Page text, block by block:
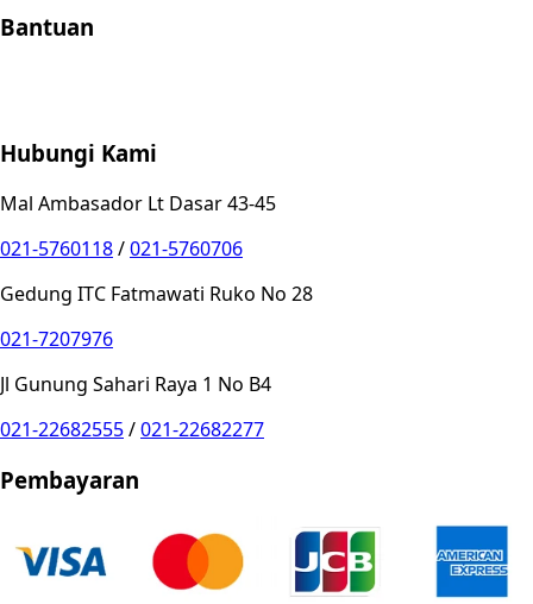
Bantuan
Hubungi Kami
Mal Ambasador Lt Dasar 43-45
021-5760118/021-5760706
Gedung ITC Fatmawati Ruko No 28
021-7207976
Jl Gunung Sahari Raya 1 No B4
021-22682555/021-22682277
Pembayaran